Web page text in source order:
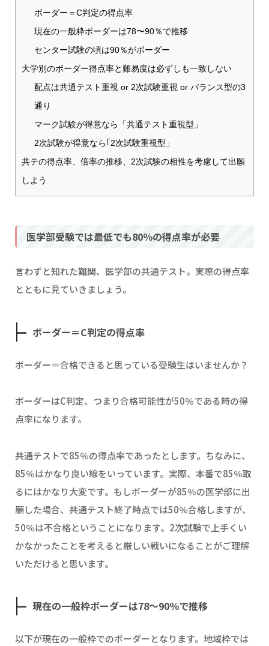
ボーダー＝C判定の得点率
現在の一般枠ボーダーは78〜90％で推移
センター試験の頃は90％がボーダー
大学別のボーダー得点率と難易度は必ずしも一致しない
配点は共通テスト重視 or 2次試験重視 or バランス型の3
通り
マーク試験が得意なら「共通テスト重視型」
2次試験が得意なら｢2次試験重視型」
共テの得点率、倍率の推移、2次試験の相性を考慮して出願
しよう
医学部受験では最低でも80％の得点率が必要
言わずと知れた難関、医学部の共通テスト。実際の得点率
とともに見ていきましょう。
ボーダー＝C判定の得点率
ボーダー＝合格できると思っている受験生はいませんか？
ボーダーはC判定、つまり合格可能性が50％である時の得
点率になります。
共通テストで85％の得点率であったとします。ちなみに、
85％はかなり良い線をいっています。実際、本番で85％取
るにはかなり大変です。もしボーダーが85％の医学部に出
願した場合、共通テスト終了時点では50％合格しますが、
50％は不合格ということになります。2次試験で上手くい
かなかったことを考えると厳しい戦いになることがご理解
いただけると思います。
現在の一般枠ボーダーは78〜90％で推移
以下が現在の一般枠でのボーダーとなります。地域枠では